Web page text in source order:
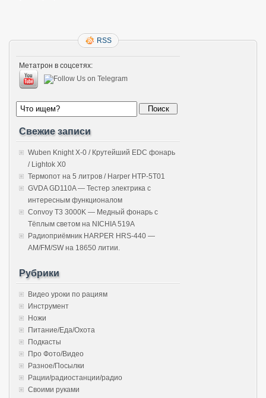
RSS
Метатрон в соцсетях:
Свежие записи
Wuben Knight X-0 / Крутейший EDC фонарь
/ Lightok X0
Термопот на 5 литров / Harper HTP-5T01
GVDA GD110A — Тестер электрика с
интересным функционалом
Convoy T3 3000K — Медный фонарь с
Тёплым светом на NICHIA 519A
Радиоприёмник HARPER HRS-440 —
AM/FM/SW на 18650 литии.
Рубрики
Видео уроки по рациям
Инструмент
Ножи
Питание/Еда/Охота
Подкасты
Про Фото/Видео
Разное/Посылки
Рации/радиостанции/радио
Своими руками